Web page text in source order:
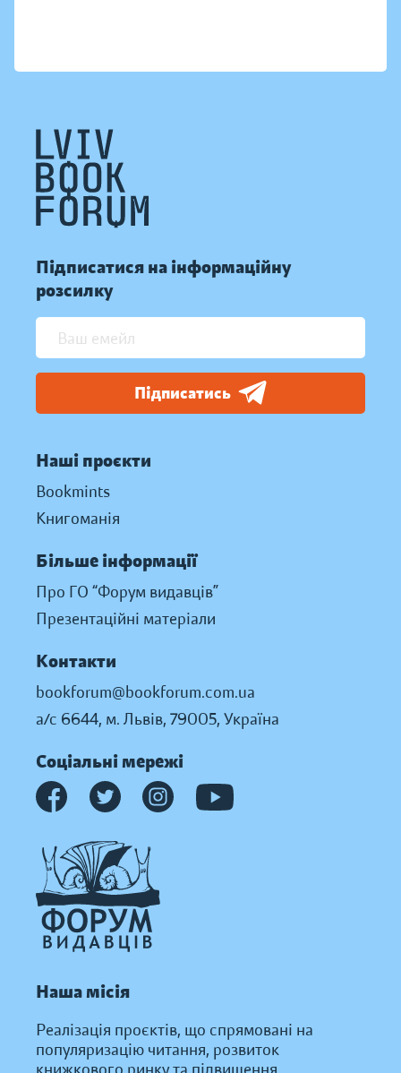
Підписатися на інформаційну
розсилку
Підписатись
Наші проєкти
Bookmints
Книгоманія
Більше інформації
Про ГО “Форум видавців”
Презентаційні матеріали
Контакти
bookforum@bookforum.com.ua
а/с 6644, м. Львів, 79005, Україна
Соціальні мережі
Наша місія
Реалізація проєктів, що спрямовані на
популяризацію читання, розвиток